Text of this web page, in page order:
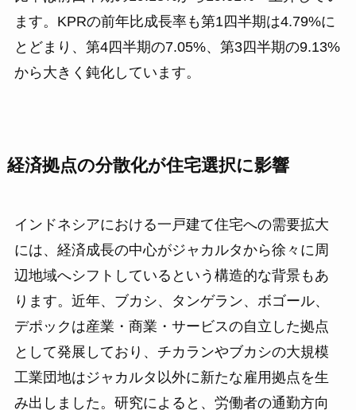
ます。KPRの前年比成長率も第1四半期は4.79%に
とどまり、第4四半期の7.05%、第3四半期の9.13%
から大きく鈍化しています。
経済拠点の分散化が住宅選択に影響
インドネシアにおける一戸建て住宅への需要拡大
には、経済成長の中心がジャカルタから徐々に周
辺地域へシフトしているという構造的な背景もあ
ります。近年、ブカシ、タンゲラン、ボゴール、
デポックは産業・商業・サービスの自立した拠点
として発展しており、チカランやブカシの大規模
工業団地はジャカルタ以外に新たな雇用拠点を生
み出しました。研究によると、労働者の通勤方向